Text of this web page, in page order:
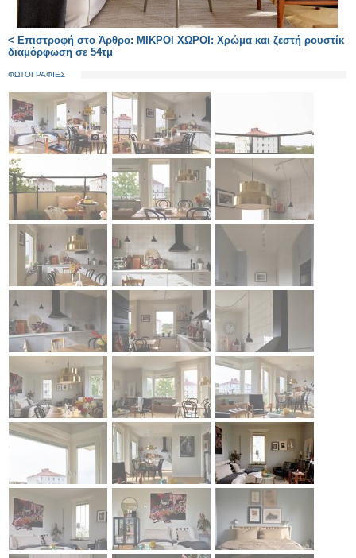
< Επιστροφή στο Άρθρο: ΜΙΚΡΟΙ ΧΩΡΟΙ: Χρώμα και ζεστή ρουστίκ
διαμόρφωση σε 54τμ
ΦΩΤΟΓΡΑΦΙΕΣ